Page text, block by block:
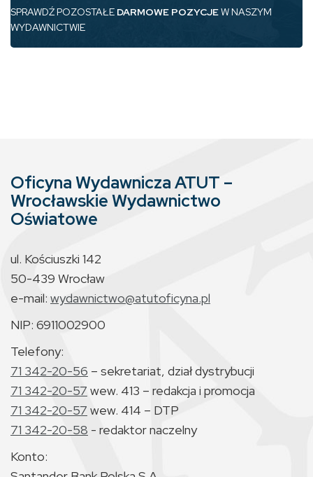
SPRAWDŹ POZOSTAŁE DARMOWE POZYCJEW NASZYM
WYDAWNICTWIE
Oficyna Wydawnicza ATUT –
Wrocławskie Wydawnictwo
Oświatowe
ul. Kościuszki 142
50-439 Wrocław
e-mail: wydawnictwo@atutoficyna.pl
NIP: 6911002900
Telefony:
71 342-20-56 – sekretariat, dział dystrybucji
71 342-20-57 wew. 413 – redakcja i promocja
71 342-20-57 wew. 414 – DTP
71 342-20-58 - redaktor naczelny
Konto: